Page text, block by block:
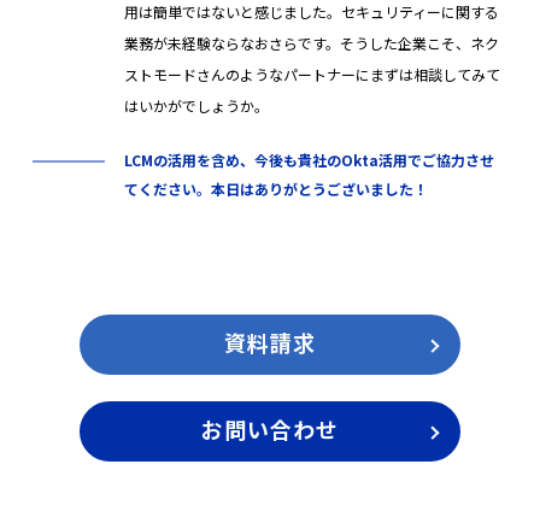
用は簡単ではないと感じました。セキュリティーに関する
業務が未経験ならなおさらです。そうした企業こそ、ネク
ストモードさんのようなパートナーにまずは相談してみて
はいかがでしょうか。
LCMの活用を含め、今後も貴社のOkta活用でご協力させ
てください。本日はありがとうございました！
資料請求
お問い合わせ